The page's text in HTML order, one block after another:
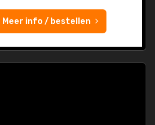
Meer info / bestellen